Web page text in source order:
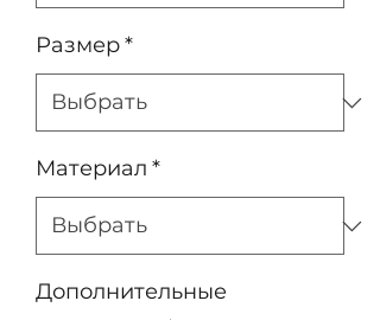
Размер*
Материал *
Дополнительные